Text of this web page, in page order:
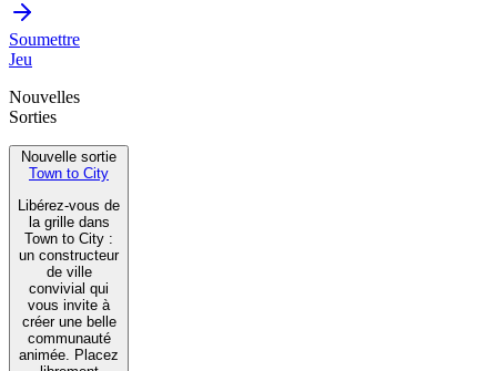
Soumettre
Jeu
Nouvelles
Sorties
Nouvelle sortie
Town to City
Libérez-vous de
la grille dans
Town to City :
un constructeur
de ville
convivial qui
vous invite à
créer une belle
communauté
animée. Placez